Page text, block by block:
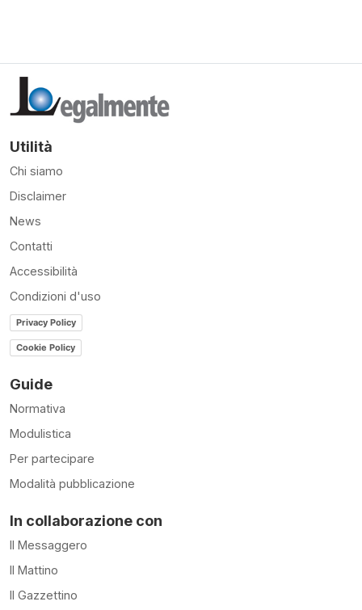
Utilità
Chi siamo
Disclaimer
News
Contatti
Accessibilità
Condizioni d'uso
Privacy Policy
Cookie Policy
Guide
Normativa
Modulistica
Per partecipare
Modalità pubblicazione
In collaborazione con
Il Messaggero
Il Mattino
Il Gazzettino